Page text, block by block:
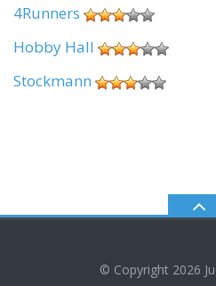
4Runners
Hobby Hall
Stockmann
© Copyright 2026